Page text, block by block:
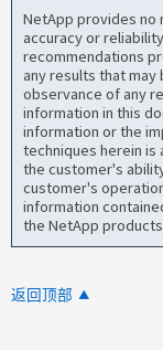
NetApp provides
accuracy or
recommendations
any results that
observance of any
information in this
information or the
techniques herein
the customer's
customer's
information
the NetApp
返回顶部